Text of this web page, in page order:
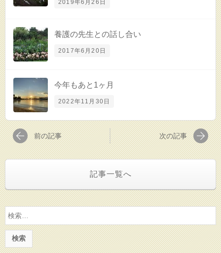
2019年6月26日
養護の先生との話し合い
2017年6月20日
今年もあと1ヶ月
2022年11月30日
前の記事 次の記事
記事一覧へ
検
索: